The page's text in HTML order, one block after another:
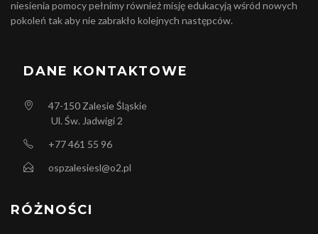
niesienia pomocy pełnimy również misję edukacyją wśród nowych
pokoleń tak aby nie zabrakło kolejnych następców.
DANE KONTAKTOWE
47-150 Zalesie Śląskie
Ul. Św. Jadwigi 2
+77 461 55 96
ospzalesiesl@o2.pl
RÓŻNOŚCI